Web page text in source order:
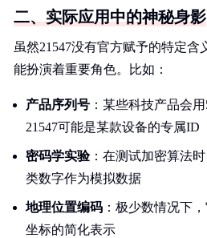
二、实际应用中的神秘身影
虽然21547没有官方赋予的特定
能扮演着重要角色。比如：
产品序列号 ：某些科技产品会
21547可能是某款设备的专属ID
密码学实验：在测试加密算法
类数字作为模拟数据
地理位置编码 ：极少数情况下
坐标的简化表示